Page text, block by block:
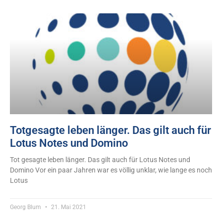
Totgesagte leben länger. Das gilt auch für
Lotus Notes und Domino
Tot gesagte leben länger. Das gilt auch für Lotus Notes und
Domino Vor ein paar Jahren war es völlig unklar, wie lange es noch
Lotus
Georg Blum 21. Mai 2021